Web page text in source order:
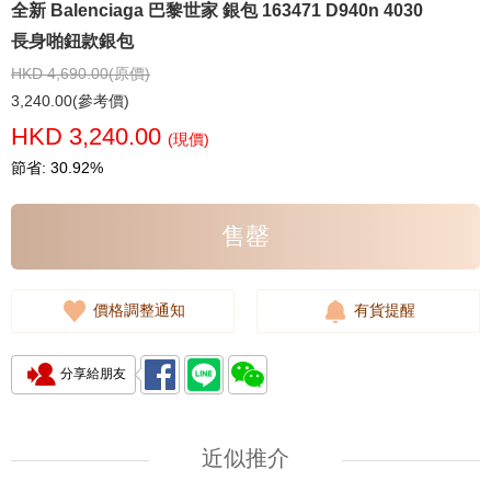
全新 Balenciaga 巴黎世家 銀包 163471 D940n 4030
長身啪鈕款銀包
HKD 4,690.00(原價)
3,240.00(參考價)
HKD 3,240.00 (現價)
節省: 30.92%
售罄
價格調整通知 有貨提醒
分享給朋友
近似推介